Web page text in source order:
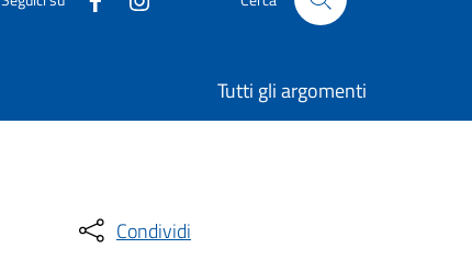
Tutti gli argomenti
Condividi